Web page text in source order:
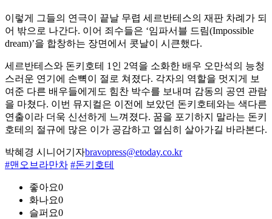
이렇게 그들의 연극이 끝날 무렵 세르반테스의 재판 차례가 되
어 밖으로 나간다. 이어 죄수들은 ‘임파서블 드림(Impossible
dream)’을 합창하는 장면에서 콧날이 시큰했다.
세르반테스와 돈키호테 1인 2역을 소화한 배우 오만석의 능청
스러운 연기에 손뼉이 절로 쳐졌다. 각자의 역할을 멋지게 보
여준 다른 배우들에게도 힘찬 박수를 보내며 감동의 공연 관람
을 마쳤다. 이번 뮤지컬은 이전에 보았던 돈키호테와는 색다른
연출이라 더욱 신선하게 느껴졌다. 꿈을 포기하지 말라는 돈키
호테의 절규에 많은 이가 공감하고 열심히 살아가길 바라본다.
박혜경 시니어기자bravopress@etoday.co.kr
#맨오브라만차 #돈키호테
좋아요0
화나요0
슬퍼요0